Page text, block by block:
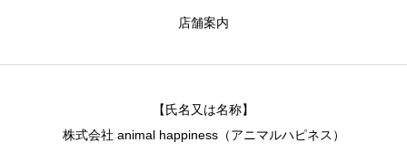
店舗案内
【氏名又は名称】
株式会社 animal happiness（アニマルハピネス）